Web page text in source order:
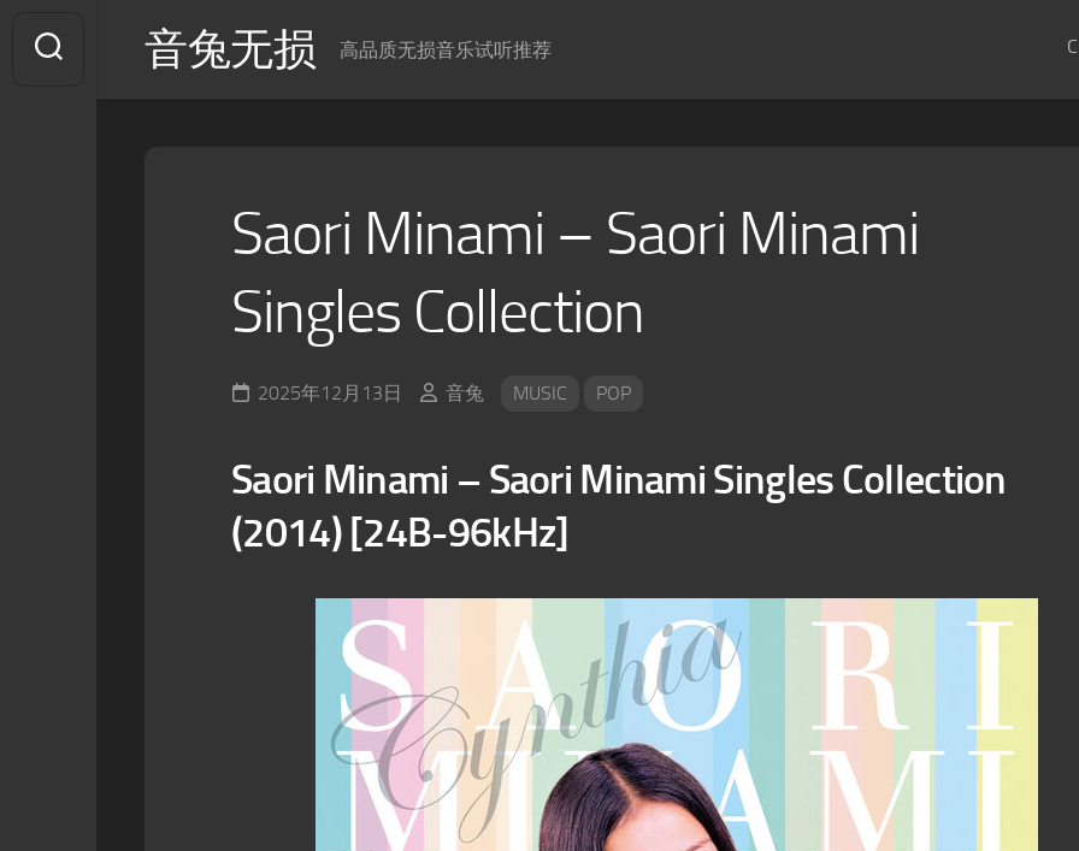
content
音兔无损 高品质无损音乐试听推荐
Saori Minami – Saori Minami
Singles Collection
2025年12月13日 音兔 MUSIC POP
Saori Minami – Saori Minami Singles Collection
(2014) [24B-96kHz]